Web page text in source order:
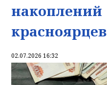
накоплений
красноярцев
02.07.2026 16:32